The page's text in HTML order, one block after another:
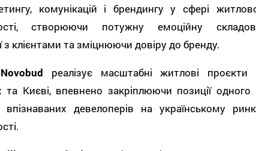
комунікацій і брендингу у сфері
створюючи потужну емоційну
з клієнтами та зміцнюючи довіру до бренду.
реалізує масштабні житлові проєкти
та Києві, впевнено закріплюючи позиції одного
впізнаваних девелоперів на українському